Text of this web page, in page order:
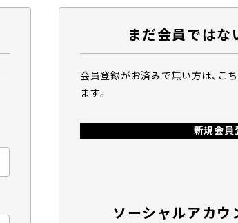
まだ会員ではな
会員登録がお済みで無い方は、こ
ます。
新規会員
ソーシャルアカウ